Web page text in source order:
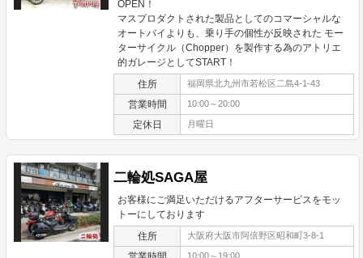
OPEN！
マスプロダクトされた製品としてのコマーシャルな
オートバイよりも、乗り手の個性が反映された モー
ターサイクル（Chopper）を製作する為のアトリエ
的ガレージとしてSTART！
住所 福岡県北九州市若松区二島4-1-43
営業時間 10:00～20:00
定休日 月曜日
二輪処SAGA屋
お客様にご満足いただけるアフターサービスをモッ
トーにしております
住所 大阪府大阪市阿倍野区昭和町3-8-1
営業時間 10:00～19:00